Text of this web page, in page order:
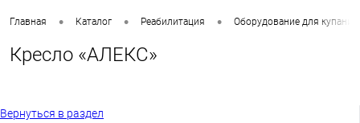
Главная • Каталог • Реабилитация • Оборудование для купания
Кресло «АЛЕКС»
Вернуться в раздел